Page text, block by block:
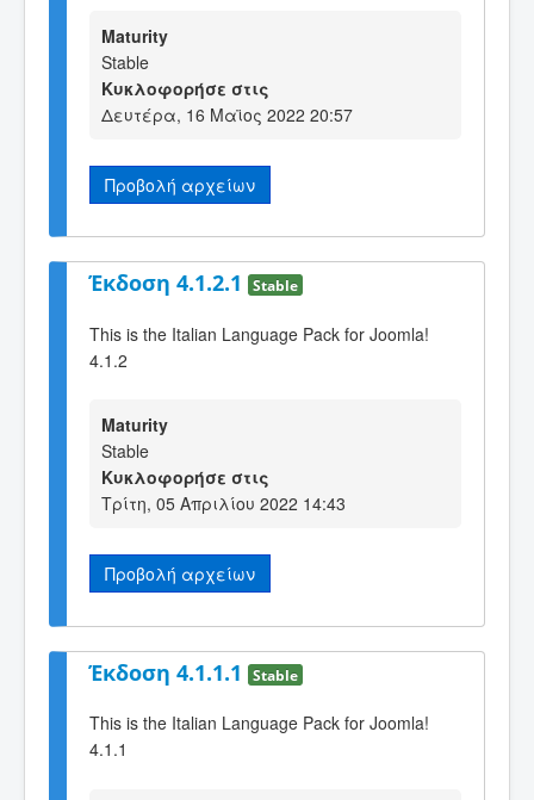
Maturity
Stable
Κυκλοφορήσε στις
Δευτέρα, 16 Μαϊος 2022 20:57
Προβολή αρχείων
Έκδοση 4.1.2.1 Stable
This is the Italian Language Pack for Joomla!
4.1.2
Maturity
Stable
Κυκλοφορήσε στις
Τρίτη, 05 Απριλίου 2022 14:43
Προβολή αρχείων
Έκδοση 4.1.1.1 Stable
This is the Italian Language Pack for Joomla!
4.1.1